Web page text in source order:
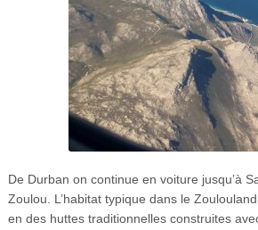
De Durban on continue en voiture jusqu’à
Zoulou. L’habitat typique dans le
en des huttes traditionnelles construites